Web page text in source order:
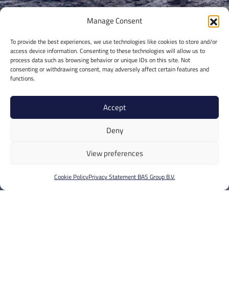
Manage Consent
To provide the best experiences, we use technologies like cookies to store and/or
access device information. Consenting to these technologies will allow us to
process data such as browsing behavior or unique IDs on this site. Not
consenting or withdrawing consent, may adversely affect certain features and
functions.
Accept
Deny
View preferences
Cookie PolicyPrivacy Statement BAS Group B.V.